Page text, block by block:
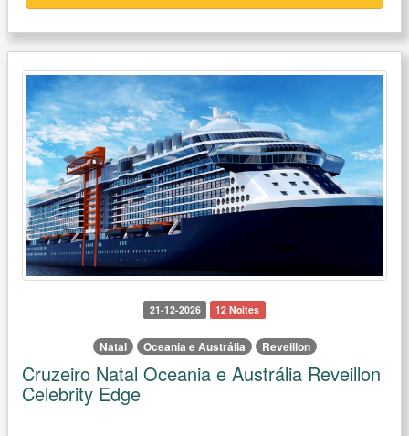
21-12-2026 12 Noites
Natal Oceania e Austrália Reveillon
Cruzeiro Natal Oceania e Austrália Reveillon
Celebrity Edge